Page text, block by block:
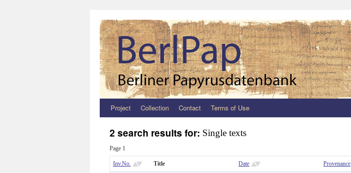
Zum
springen
Project Collection Contact Terms of Use
2 search results for: Single texts
Page 1
Inv.No. Title Date Provenance